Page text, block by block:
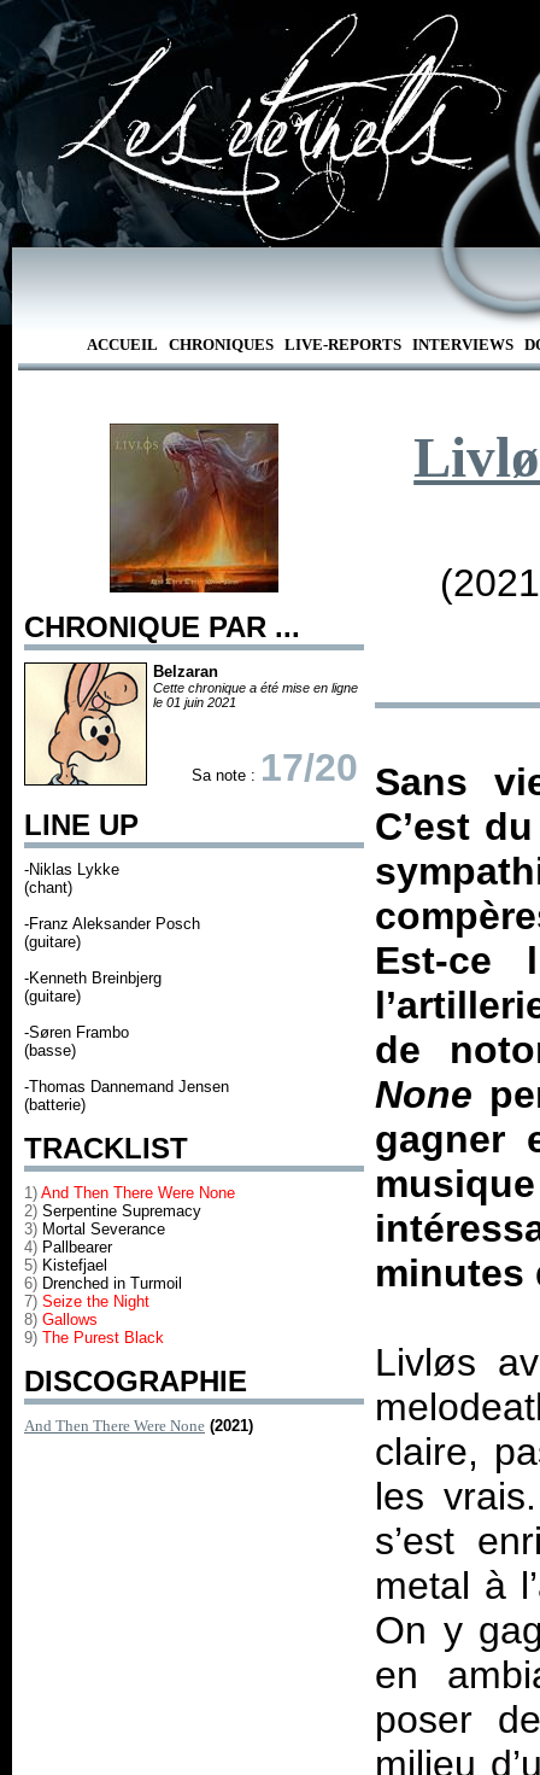
ACCUEIL CHRONIQUES LIVE-REPORTS INTERVIEWS
CHRONIQUE PAR ...
Belzaran
Cette chronique a été mise en ligne
le 01 juin 2021
Sa note : 17/20
LINE UP
-Niklas Lykke
(chant)
-Franz Aleksander Posch
(guitare)
-Kenneth Breinbjerg
(guitare)
-Søren Frambo
(basse)
-Thomas Dannemand Jensen
(batterie)
TRACKLIST
1) And Then There Were None
2) Serpentine Supremacy
3) Mortal Severance
4) Pallbearer
5) Kistefjael
6) Drenched in Turmoil
7) Seize the Night
8) Gallows
9) The Purest Black
DISCOGRAPHIE
And Then There Were None (2021)
Sans
C’est
Est-ce
de
None
gagner
minutes
Livløs
claire,
les
s’est
metal à
On y
en
poser
milieu